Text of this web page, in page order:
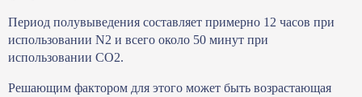
Период полувыведения составляет примерно 12 часов при
использовании N2 и всего около 50 минут при
использовании CO2.
Решающим фактором для этого может быть возрастающая